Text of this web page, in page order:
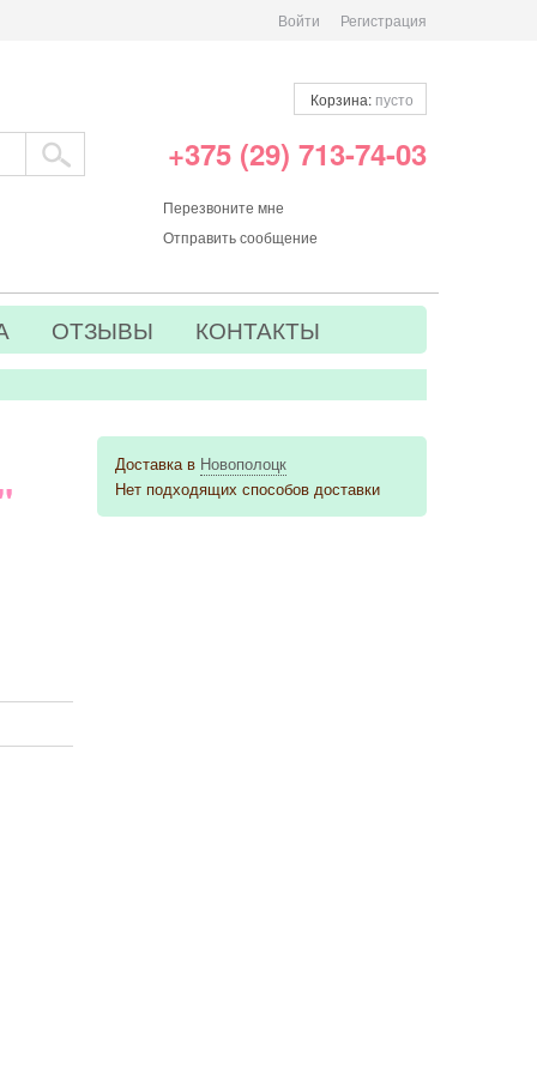
Войти Регистрация
Корзина: пусто
+375 (29) 713-74-03
Перезвоните мне
Отправить сообщение
ОТЗЫВЫ КОНТАКТЫ
Доставка в Новополоцк
Нет подходящих способов доставки